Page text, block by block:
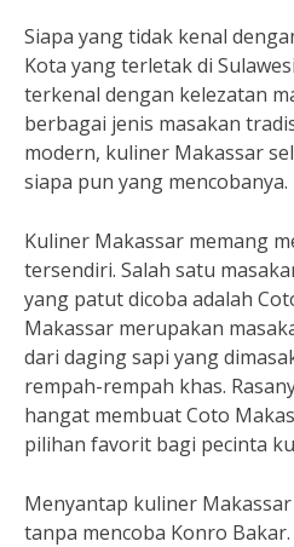
Siapa yang tidak kenal
Kota yang terletak di
terkenal dengan kelezatan
berbagai jenis masakan
modern, kuliner Makassar
siapa pun yang mencobanya.
Kuliner Makassar memang
tersendiri. Salah satu
yang patut dicoba adalah
Makassar merupakan
dari daging sapi yang
rempah-rempah khas.
hangat membuat Coto
pilihan favorit bagi pecinta
Menyantap kuliner
tanpa mencoba Konro